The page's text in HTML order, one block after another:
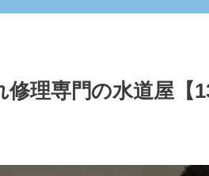
修理専門の水道屋【